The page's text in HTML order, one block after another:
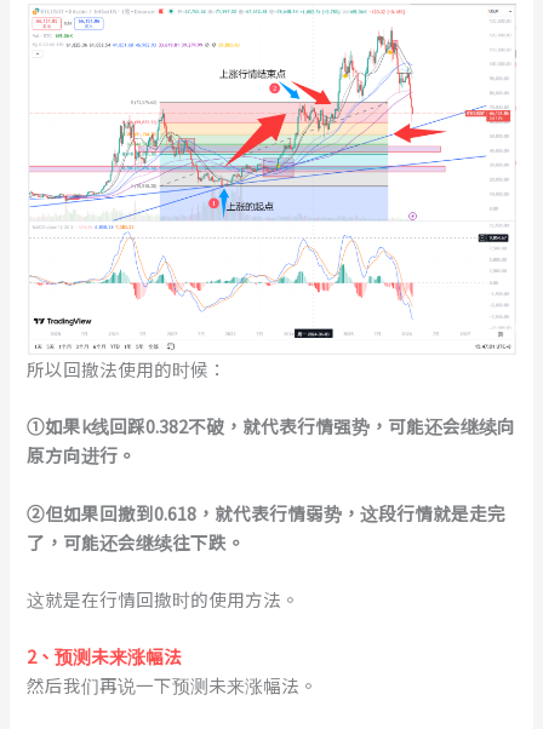
所以回撤法使用的时候：
①如果k线回踩0.382不破，就代表行情强势，可能还会继续向
原方向进行。
②但如果回撤到0.618，就代表行情弱势，这段行情就是走完
了，可能还会继续往下跌。
这就是在行情回撤时的使用方法。
2、预测未来涨幅法
然后我们再说一下预测未来涨幅法。